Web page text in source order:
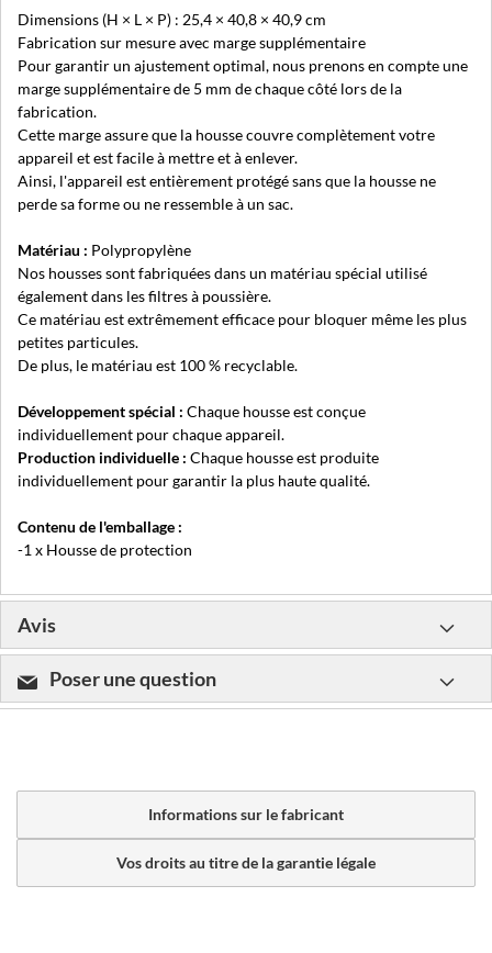
Dimensions (H × L × P) : 25,4 × 40,8 × 40,9 cm
Fabrication sur mesure avec marge supplémentaire
Pour garantir un ajustement optimal, nous prenons en compte une
marge supplémentaire de 5 mm de chaque côté lors de la
fabrication.
Cette marge assure que la housse couvre complètement votre
appareil et est facile à mettre et à enlever.
Ainsi, l'appareil est entièrement protégé sans que la housse ne
perde sa forme ou ne ressemble à un sac.
Matériau : Polypropylène
Nos housses sont fabriquées dans un matériau spécial utilisé
également dans les filtres à poussière.
Ce matériau est extrêmement efficace pour bloquer même les plus
petites particules.
De plus, le matériau est 100 % recyclable.
Développement spécial : Chaque housse est conçue
individuellement pour chaque appareil.
Production individuelle : Chaque housse est produite
individuellement pour garantir la plus haute qualité.
Contenu de l'emballage :
-1 x Housse de protection
Avis
Poser une question
Informations sur le fabricant
Vos droits au titre de la garantie légale